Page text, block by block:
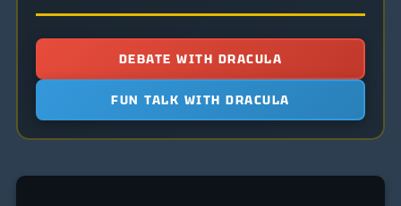
DEBATE WITH DRACULA
FUN TALK WITH DRACULA